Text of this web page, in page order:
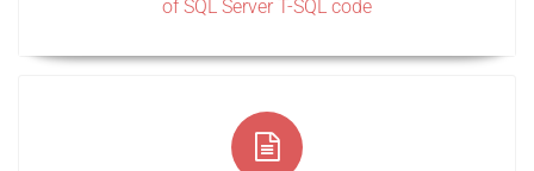
of SQL Server T-SQL code